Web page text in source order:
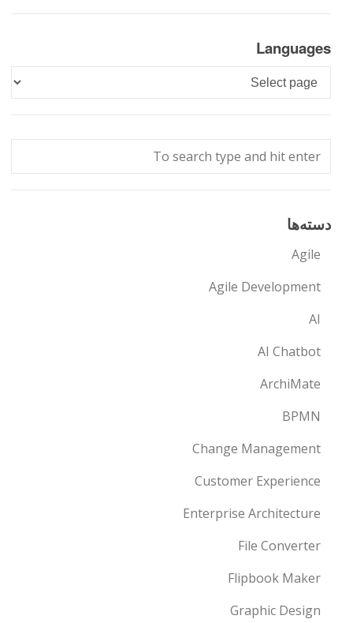
Languages
Languages
دسته‌ها
Agile
Agile Development
AI
AI Chatbot
ArchiMate
BPMN
Change Management
Customer Experience
Enterprise Architecture
File Converter
Flipbook Maker
Graphic Design